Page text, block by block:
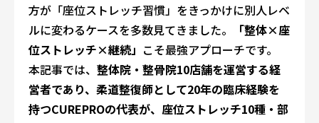
方が「座位ストレッチ習慣」をきっかけに別人レベ
ルに変わるケースを多数見てきました。
「整体×座
位ストレッチ×継続」 こそ最強アプローチです。
本記事では、 整体院・整骨院10店舗を運営する経
営者であり、柔道整復師として20年の臨床経験を
持つCUREPROの代表が、座位ストレッチ10種・部